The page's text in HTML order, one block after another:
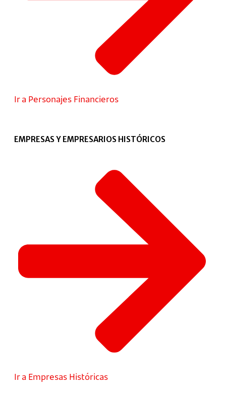
Ir a Personajes Financieros
EMPRESAS Y EMPRESARIOS HISTÓRICOS
Ir a Empresas Históricas